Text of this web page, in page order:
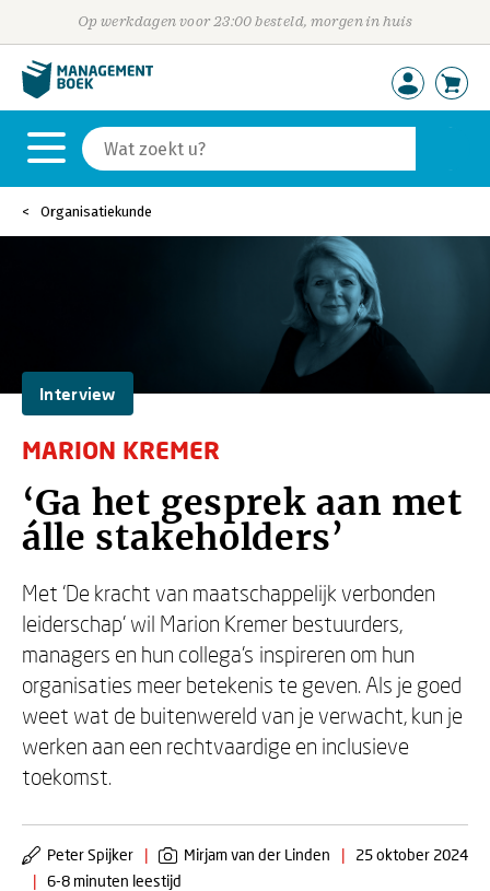
Op werkdagen voor 23:00 besteld, morgen in huis
Organisatiekunde
Interview
MARION KREMER
‘Ga het gesprek aan met
álle stakeholders’
Met ‘De kracht van maatschappelijk verbonden
leiderschap’ wil Marion Kremer bestuurders,
managers en hun collega’s inspireren om hun
organisaties meer betekenis te geven. Als je goed
weet wat de buitenwereld van je verwacht, kun je
werken aan een rechtvaardige en inclusieve
toekomst.
Peter Spijker | Mirjam van der Linden |
25 oktober 2024
| 6-8 minuten leestijd